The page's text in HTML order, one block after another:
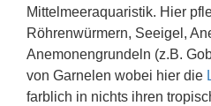
Mittelmeeraquaristik. Hier
Röhrenwürmern, Seeigel,
Anemonengrundeln (z.B.
von Garnelen wobei hier die
farblich in nichts ihren